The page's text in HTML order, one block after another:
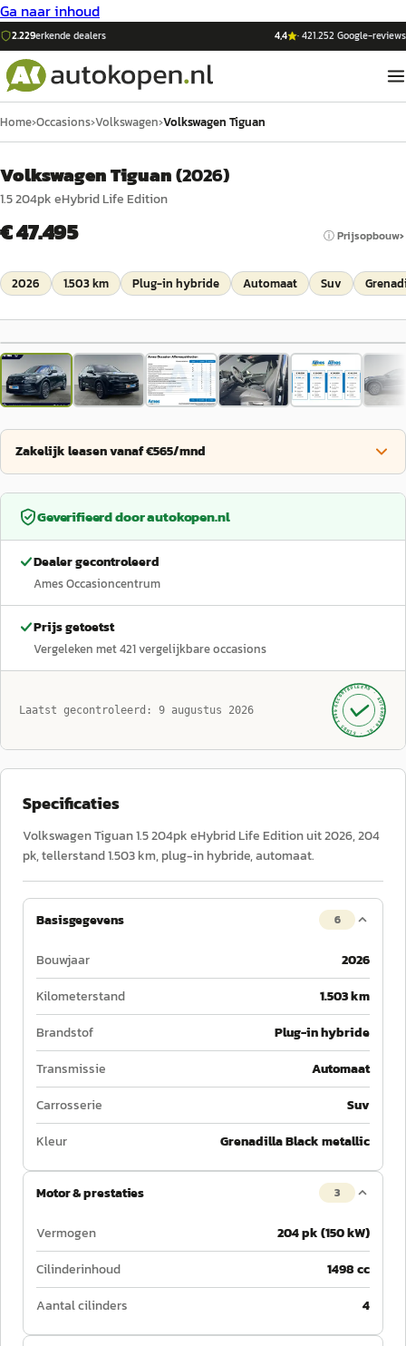
Ga naar inhoud
2.229erkende dealers 4,4 ·421.252Google-reviews
Home›Occasions›Volkswagen›Volkswagen Tiguan
Volkswagen Tiguan(2026)
1.5 204pk eHybrid Life Edition
€ 47.495 ⓘ Prijsopbouw
2026 1.503 km Plug-in hybride Automaat Suv
1/34
Zakelijk leasen vanaf €565/mnd
Geverifieerd doorautokopen.nl
Dealer gecontroleerd
Ames Occasioncentrum
Prijs getoetst
Vergeleken met421vergelijkbare occasions
Laatst gecontroleerd: 9 augustus 2026 GECONTROLEERD ·
AUTOKOPEN.NL
· SINDS 1999 ·
Specificaties
Volkswagen Tiguan 1.5 204pk eHybrid Life Edition uit 2026, 204
pk, tellerstand 1.503 km, plug-in hybride, automaat.
Basisgegevens 6
Bouwjaar
2026
Kilometerstand
1.503 km
Brandstof
Plug-in hybride
Transmissie
Automaat
Carrosserie
Suv
Kleur
Grenadilla Black metallic
Motor & prestaties 3
Vermogen
204 pk (150 kW)
Cilinderinhoud
1498 cc
Aantal cilinders
4